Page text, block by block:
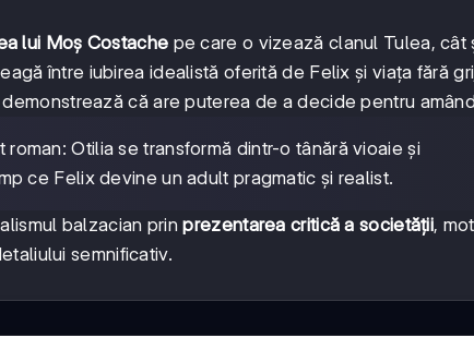
lui Moș Costache pe care o vizează clanul Tulea, cât
între iubirea idealistă oferită de Felix și viața fără
că are puterea de a decide pentru
Otilia se transformă dintr-o tânără vioaie și
ce Felix devine un adult pragmatic și realist.
balzacian prinprezentarea critică a societății,
semnificativ.